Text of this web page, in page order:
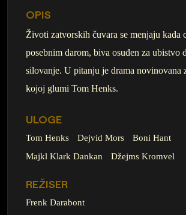
OPIS
Životi zatvorskih čuvara se menjaju kada
posebnim darom, biva osuđen za ubistvo
silovanje. U pitanju je drama novinovana
kojoj glumi Tom Henks.
ULOGE
Tom Henks Dejvid Mors
Boni Hant
Majkl Klark Dankan
Džejms Kromvel
REŽISER
Frenk Darabont